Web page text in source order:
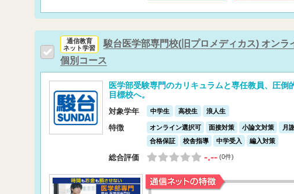
通信教育
ネット学習
駿台医学部専門校(旧プロメディカス) オンラ
個別コース
医学部受験専門のカリキュラムと専任教員、圧倒
目標校へ。
対象学年 中学生 高校生 浪人生
特徴 オンライン選択可 面接対策 小論文対策 月
合格保証
校舎指導 中学受入 編入対策
総合評価 -.-- (0件)